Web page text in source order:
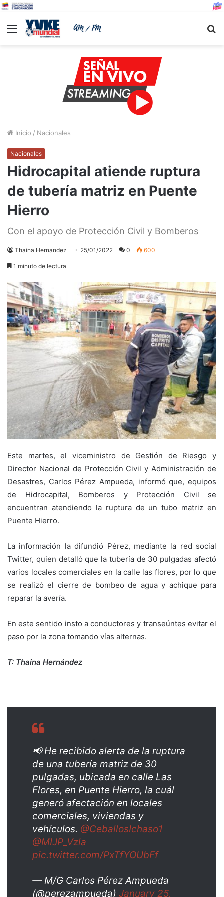
Menu
Inicio / Nacionales
Nacionales
Hidrocapital atiende ruptura
de tubería matriz en Puente
Hierro
Con el apoyo de Protección Civil y Bomberos
Thaina Hernandez 25/01/2022 0 600
1 minuto de lectura
Este martes, el viceministro de Gestión de Riesgo y
Director Nacional de Protección Civil y Administración de
Desastres, Carlos Pérez Ampueda, informó que, equipos
de Hidrocapital, Bomberos y Protección Civil se
encuentran atendiendo la ruptura de un tubo matriz en
Puente Hierro.
La información la difundió Pérez, mediante la red social
Twitter, quien detalló que la tubería de 30 pulgadas afectó
varios locales comerciales en la calle las flores, por lo que
se realizó el cierre de bombeo de agua y achique para
reparar la avería.
En este sentido insto a conductores y transeúntes evitar el
paso por la zona tomando vías alternas.
T: Thaina Hernández
📢 He recibido alerta de la ruptura
de una tubería matriz de 30
pulgadas, ubicada en calle Las
Flores, en Puente Hierro, la cuál
generó afectación en locales
comerciales, viviendas y
vehículos. @CeballosIchaso1
@MIJP_Vzla
pic.twitter.com/PxTfYOUbFf
— M/G Carlos Pérez Ampueda
(@perezampueda) January 25,